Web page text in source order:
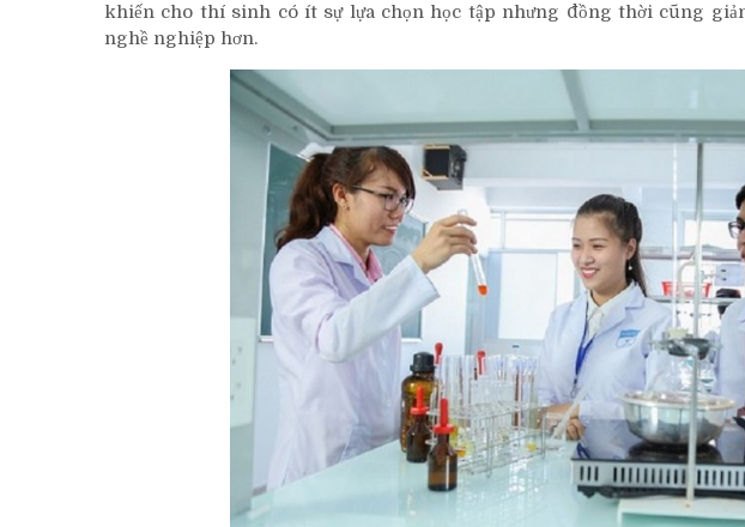
khiến cho thí sinh có ít sự lựa chọn học tập nhưng đồng thời cũng
nghề nghiệp hơn.